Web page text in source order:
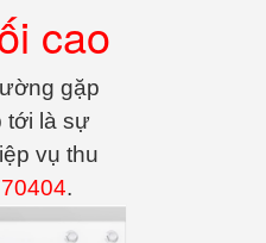
cao
gặp
tới là sự
vụ thu
.